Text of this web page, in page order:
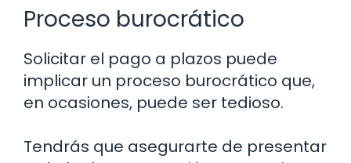
Proceso burocrático
Solicitar el pago a plazos puede
implicar un proceso burocrático que,
en ocasiones, puede ser tedioso.
Tendrás que asegurarte de presentar